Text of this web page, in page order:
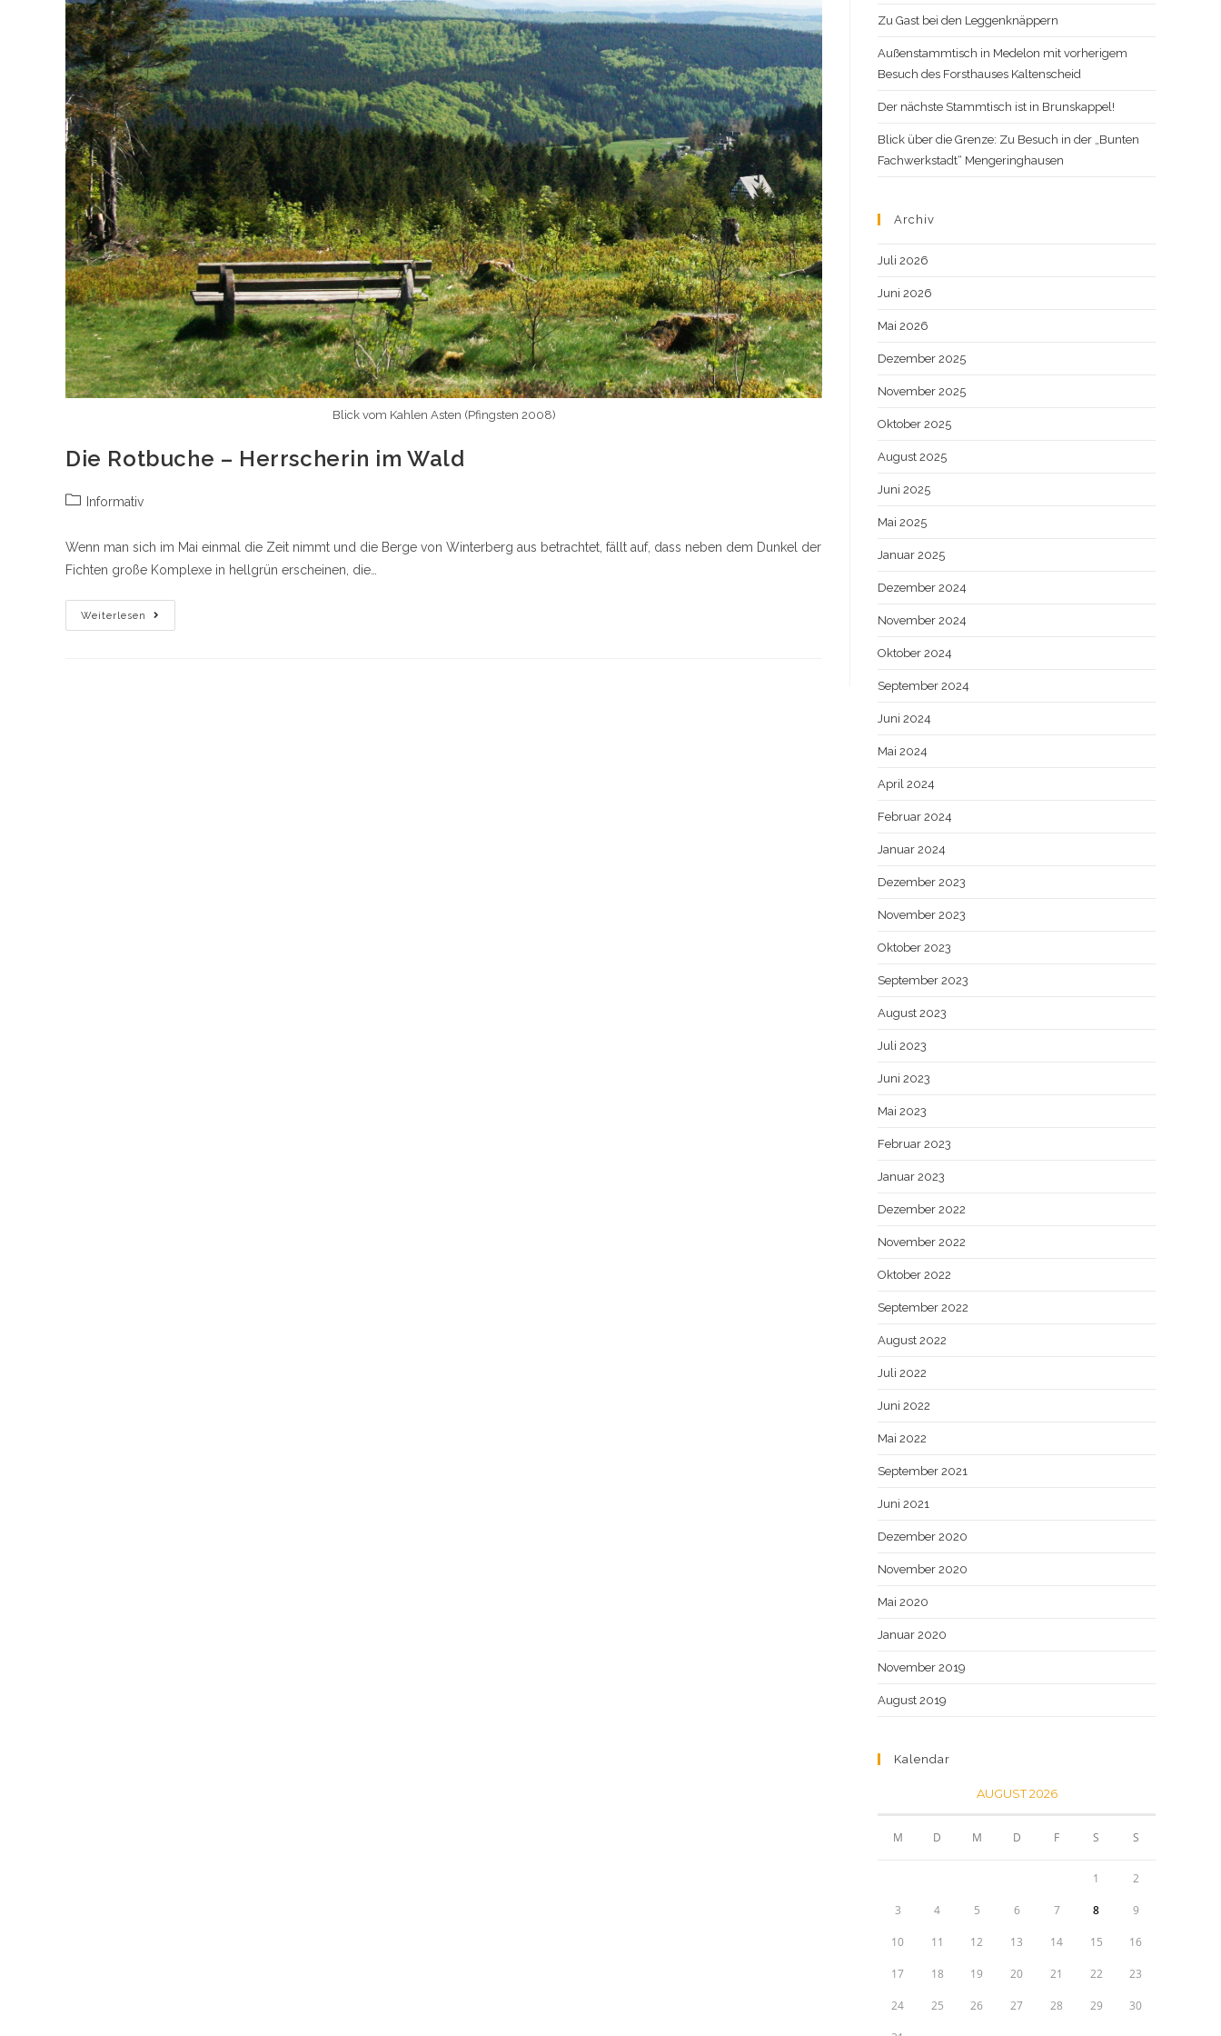
Blick vom Kahlen Asten (Pfingsten 2008)
Die Rotbuche – Herrscherin im Wald
Beitrags-Informativ
Wenn man sich im Mai einmal die Zeit nimmt und die Berge von Winterberg aus betrachtet, fällt auf, dass neben dem Dunkel der
Fichten große Komplexe in hellgrün erscheinen, die…
Weiterlesen
Die
Rotbuche
Zu Gast bei den Leggenknäppern
Außenstammtisch in Medelon mit vorherigem
Besuch des Forsthauses Kaltenscheid
Der nächste Stammtisch ist in Brunskappel!
Blick über die Grenze: Zu Besuch in der „Bunten
Fachwerkstadt“ Mengeringhausen
Archiv
Juli 2026
Juni 2026
Mai 2026
Dezember 2025
November 2025
Oktober 2025
August 2025
Juni 2025
Mai 2025
Januar 2025
Dezember 2024
November 2024
Oktober 2024
September 2024
Juni 2024
Mai 2024
April 2024
Februar 2024
Januar 2024
Dezember 2023
November 2023
Oktober 2023
September 2023
August 2023
Juli 2023
Juni 2023
Mai 2023
Februar 2023
Januar 2023
Dezember 2022
November 2022
Oktober 2022
September 2022
August 2022
Juli 2022
Juni 2022
Mai 2022
September 2021
Juni 2021
Dezember 2020
November 2020
Mai 2020
Januar 2020
November 2019
August 2019
Kalendar
AUGUST 2026
M D M D F S S
1 2
3 4 5 6 7 8 9
10 11 12 13 14 15 16
17 18 19 20 21 22 23
24 25 26 27 28 29 30